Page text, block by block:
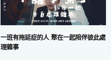
一班有拖延症的人 聚在一起陪伴彼此處
理雜事